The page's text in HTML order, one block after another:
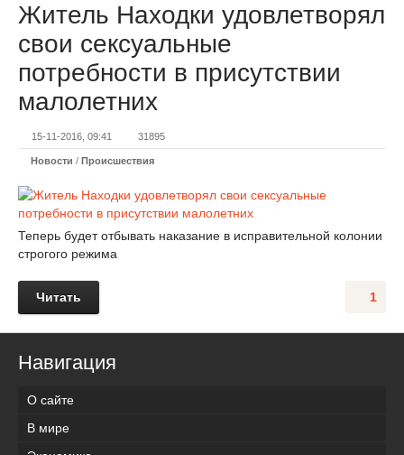
Житель Находки удовлетворял
свои сексуальные
потребности в присутствии
малолетних
15-11-2016, 09:41 31895
Новости / Происшествия
Теперь будет отбывать наказание в исправительной колонии
строгого режима
1
Читать
Навигация
О сайте
В мире